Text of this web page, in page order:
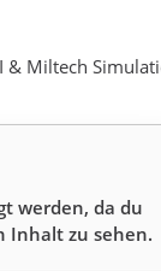
& Miltech
werden, da du
Inhalt zu sehen.